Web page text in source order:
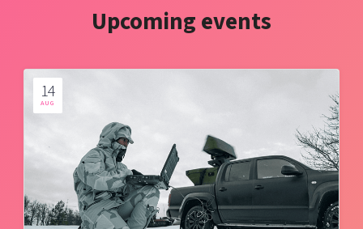
Upcoming events
14
AUG